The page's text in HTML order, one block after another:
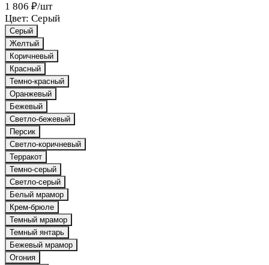
1 806 ₽/шт
Цвет: Серый
Серый
Желтый
Коричневый
Красный
Темно-красный
Оранжевый
Бежевый
Светло-бежевый
Персик
Светло-коричневый
Терракот
Темно-серый
Светло-серый
Белый мрамор
Крем-брюле
Темный мрамор
Темный янтарь
Бежевый мрамор
Огония